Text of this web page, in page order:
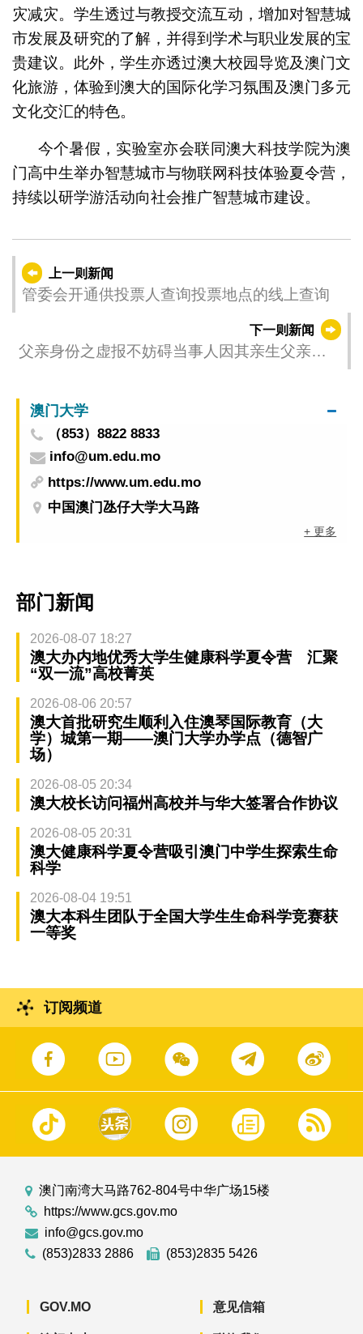
灾减灾。学生透过与教授交流互动，增加对智慧城
市发展及研究的了解，并得到学术与职业发展的宝
贵建议。此外，学生亦透过澳大校园导览及澳门文
化旅游，体验到澳大的国际化学习氛围及澳门多元
文化交汇的特色。
今个暑假，实验室亦会联同澳大科技学院为澳
门高中生举办智慧城市与物联网科技体验夏令营，
持续以研学游活动向社会推广智慧城市建设。
上一则新闻
管委会开通供投票人查询投票地点的线上查询
下一则新闻
父亲身份之虚报不妨碍当事人因其亲生父亲在
澳门大学
（853）8822 8833
info@um.edu.mo
https://www.um.edu.mo
中国澳门氹仔大学大马路
+ 更多
部门新闻
2026-08-07 18:27
澳大办内地优秀大学生健康科学夏令营 汇聚
“双一流”高校菁英
2026-08-06 20:57
澳大首批研究生顺利入住澳琴国际教育（大
学）城第一期——澳门大学办学点（德智广
场）
2026-08-05 20:34
澳大校长访问福州高校并与华大签署合作协议
2026-08-05 20:31
澳大健康科学夏令营吸引澳门中学生探索生命
科学
2026-08-04 19:51
澳大本科生团队于全国大学生生命科学竞赛获
一等奖
订阅频道
澳门南湾大马路762-804号中华广场15楼
https://www.gcs.gov.mo
info@gcs.gov.mo
(853)2833 2886
(853)2835 5426
GOV.MO 意见信箱